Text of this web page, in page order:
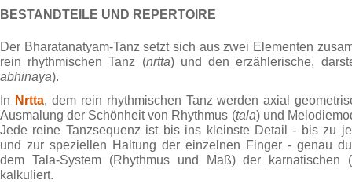
BESTANDTEILE UND REPERTOIRE
Der Bharatanatyam-Tanz setzt sich aus zwei Elementen
rein rhythmischen Tanz (nrtta) und den erzählerische,
abhinaya).
In Nrtta, dem rein rhythmischen Tanz werden axial
Ausmalung der Schönheit von Rhythmus (tala) und
Jede reine Tanzsequenz ist bis ins kleinste Detail - bis zu
und zur speziellen Haltung der einzelnen Finger - genau
dem Tala-System (Rhythmus und Maß) der karnatischen
kalkuliert.